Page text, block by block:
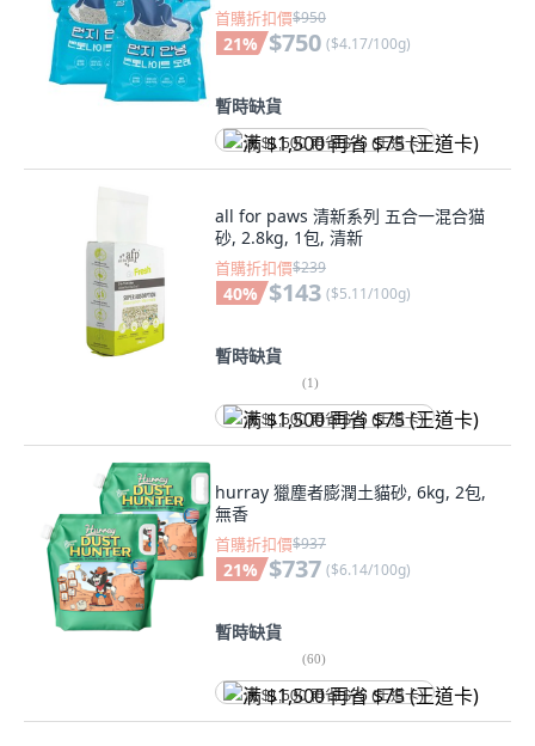
首購折扣價$950
21% $750 ($4.17/100g)
暫時缺貨
满 $1,500 再省 $75 (王道卡)
all for paws 清新系列 五合一混合猫
砂, 2.8kg, 1包, 清新
首購折扣價$239
40% $143 ($5.11/100g)
暫時缺貨
(1)
满 $1,500 再省 $75 (王道卡)
hurray 獵塵者膨潤土貓砂, 6kg, 2包,
無香
首購折扣價$937
21% $737 ($6.14/100g)
暫時缺貨
(60)
满 $1,500 再省 $75 (王道卡)